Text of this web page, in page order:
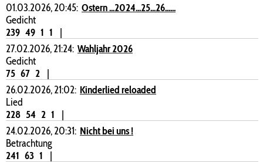
01.03.2026, 20:45: Ostern ...2024...25...26......
Gedicht
239 49 1 1
|
27.02.2026, 21:24: Wahljahr 2026
Gedicht
75 67 2
|
26.02.2026, 21:02: Kinderlied reloaded
Lied
228 54 2 1
|
24.02.2026, 20:31: Nicht bei uns !
Betrachtung
241 63 1
|